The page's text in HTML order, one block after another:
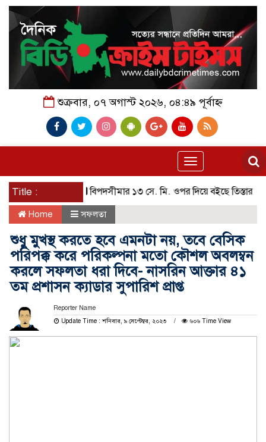
শুক্রবার, ০৭ অগাস্ট ২০২৬, ০৪:৪৯ পূর্বাহ্ন
Toggle
navigation
Title : বিপদসীমার ১৩ সে. মি. ওপর দিয়ে বইছে তিস্তার পানি
Home সফলতা
শুধু মুখস্থ করতে হবে এমনটা নয়, তবে বেসিক
পরিপক্ক করে পরিকল্পনা মতো কৌশল অবলম্বন
করলে সফলতা ধরা দিবে- নাসরিন আক্তার ৪১
তম প্রশাসন ক্যাডার সুপারিশ প্রাপ্ত
Reporter Name
Update Time : শনিবার, ৯ সেপ্টেম্বর, ২০২৩
৬০৬ Time View